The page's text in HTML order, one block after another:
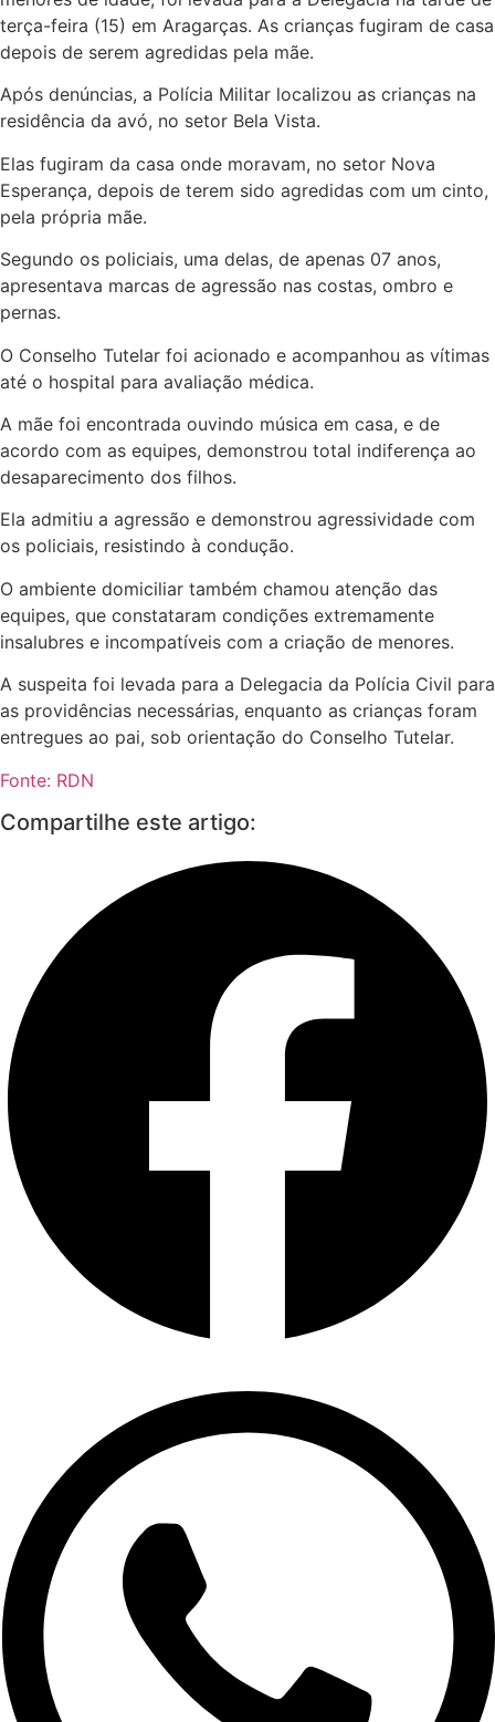
terça-feira (15) em Aragarças. As crianças fugiram de casa
depois de serem agredidas pela mãe.
Após denúncias, a Polícia Militar localizou as crianças na
residência da avó, no setor Bela Vista.
Elas fugiram da casa onde moravam, no setor Nova
Esperança, depois de terem sido agredidas com um cinto,
pela própria mãe.
Segundo os policiais, uma delas, de apenas 07 anos,
apresentava marcas de agressão nas costas, ombro e
pernas.
O Conselho Tutelar foi acionado e acompanhou as vítimas
até o hospital para avaliação médica.
A mãe foi encontrada ouvindo música em casa, e de
acordo com as equipes, demonstrou total indiferença ao
desaparecimento dos filhos.
Ela admitiu a agressão e demonstrou agressividade com
os policiais, resistindo à condução.
O ambiente domiciliar também chamou atenção das
equipes, que constataram condições extremamente
insalubres e incompatíveis com a criação de menores.
A suspeita foi levada para a Delegacia da Polícia Civil para
as providências necessárias, enquanto as crianças foram
entregues ao pai, sob orientação do Conselho Tutelar.
Fonte: RDN
Compartilhe este artigo: